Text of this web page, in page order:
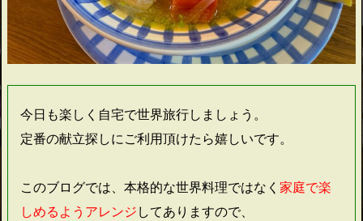
今日も楽しく自宅で世界旅行しましょう。
定番の献立探しにご利用頂けたら嬉しいです。
このブログでは、本格的な世界料理ではなく 家庭で楽
しめるようアレンジ してありますので、